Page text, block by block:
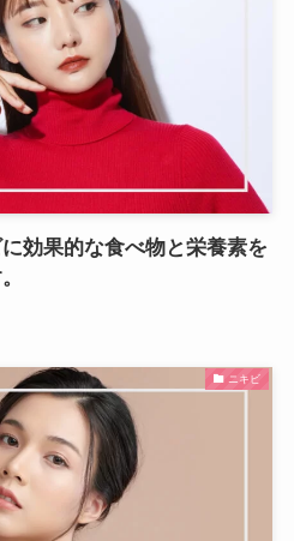
効果的な食べ物と栄養素を
ニキビ